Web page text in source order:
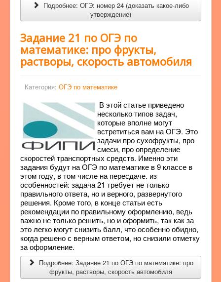
Подробнее: ОГЭ: номер 24 (доказать какое-либо
утверждение)
Задание 21 по ОГЭ по
математике: про фрукты,
растворы, скорость автомобиля
Категория: ОГЭ по математике
В этой статье приведено
несколько типов задач,
которые вполне могут
встретиться вам на ОГЭ. Это
задачи про сухофрукты, про
смеси, про определение
скоростей транспортных средств. Именно эти
задания будут на ОГЭ по математике в 9 классе в
этом году, в том числе на пересдаче. из
особенностей: задача 21 требует не только
правильного ответа, но и верного, развернутого
решения. Кроме того, в конце статьи есть
рекомендации по правильному оформлению, ведь
важно не только решить, но и оформить, так как за
это легко могут снизить балл, что особенно обидно,
когда решено с верным ответом, но снизили отметку
за оформление.
Подробнее: Задание 21 по ОГЭ по математике: про
фрукты, растворы, скорость автомобиля